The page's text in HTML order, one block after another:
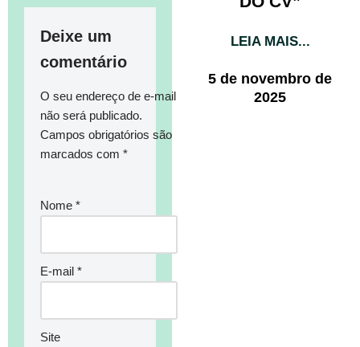
Deixe um
comentário
O seu endereço de e-mail
não será publicado.
Campos obrigatórios são
marcados com *
Nome *
E-mail *
Site
LEIA MAIS...
5 de novembro de
2025